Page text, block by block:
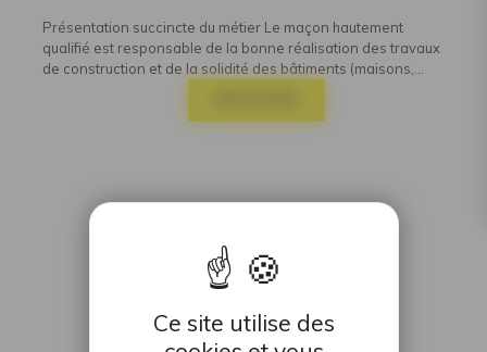
Ce site utilise des
Présentation succincte du métier Le maçon hautement
qualifié est responsable de la bonne réalisation des travaux
de construction et de la solidité des bâtiments (maisons,...